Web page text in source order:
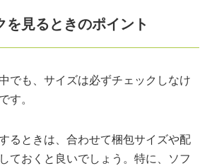
を見るときのポイント
でも、サイズは必ずチェックしなけ
す。
るときは、合わせて梱包サイズや配
ておくと良いでしょう。特に、ソフ